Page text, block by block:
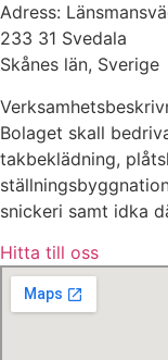
Adress:
233 31 Svedala
Skånes län, Sverige
Bolaget skall
takbeklädning,
snickeri samt idka
Hitta till oss